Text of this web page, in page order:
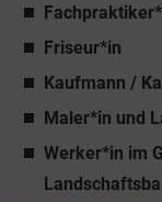
Friseur*in
Kaufmann /
Maler*in und
Werker*in im